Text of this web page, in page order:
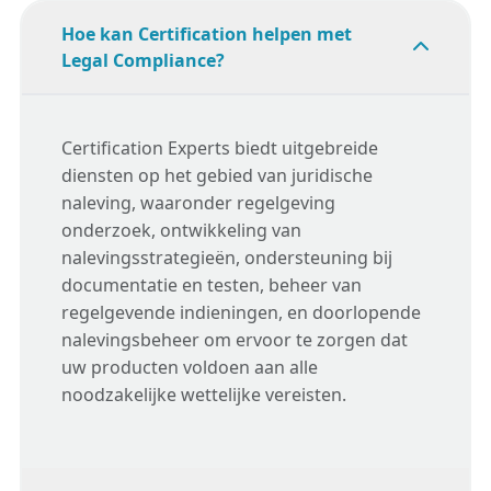
Hoe kan Certification helpen met
Legal Compliance?
Certification Experts biedt uitgebreide
diensten op het gebied van juridische
naleving, waaronder regelgeving
onderzoek, ontwikkeling van
nalevingsstrategieën, ondersteuning bij
documentatie en testen, beheer van
regelgevende indieningen, en doorlopende
nalevingsbeheer om ervoor te zorgen dat
uw producten voldoen aan alle
noodzakelijke wettelijke vereisten.